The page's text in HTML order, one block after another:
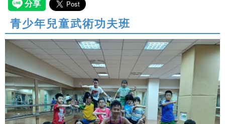
青少年兒童武術功夫班